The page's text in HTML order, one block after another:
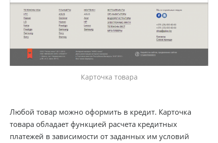
Карточка товара
Любой товар можно оформить в кредит. Карточка
товара обладает функцией расчета кредитных
платежей в зависимости от заданных им условий